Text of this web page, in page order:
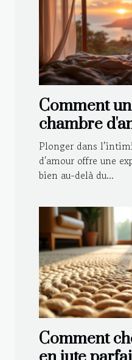
Comment
chambre
renforcer
Plonger dans
d'amour offre une
bien au-delà du...
Comment